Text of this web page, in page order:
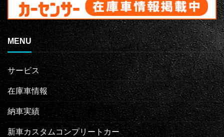
MENU
サービス
在庫車情報
納車実績
新車カスタムコンプリートカー